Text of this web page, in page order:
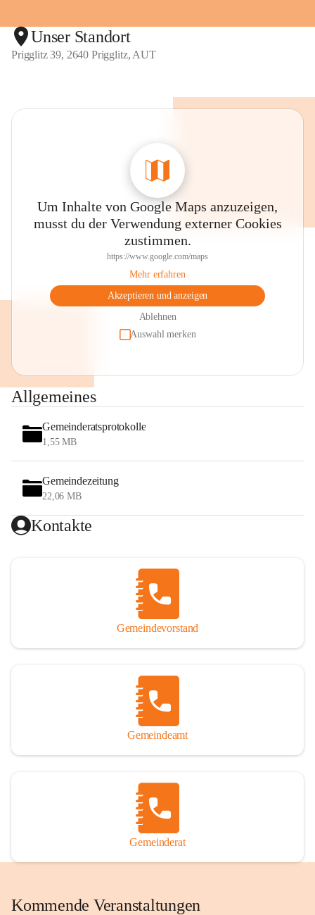
Unser Standort
Prigglitz 39, 2640 Prigglitz, AUT
Um Inhalte von Google Maps anzuzeigen,
musst du der Verwendung externer Cookies
zustimmen.
https://www.google.com/maps
Mehr erfahren
Akzeptieren und anzeigen
Ablehnen
Auswahl merken
Allgemeines
Gemeinderatsprotokolle
1,55 MB
Gemeindezeitung
22,06 MB
Kontakte
Gemeindevorstand
Gemeindeamt
Gemeinderat
Kommende Veranstaltungen